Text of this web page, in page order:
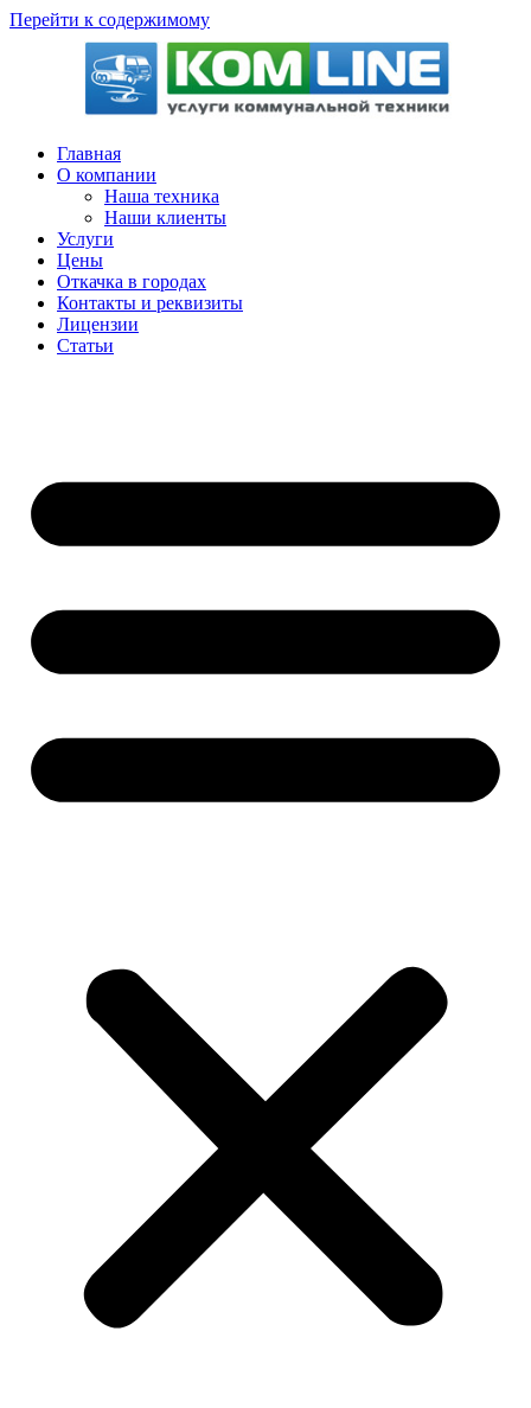
Перейти к содержимому
Главная
О компании
Наша техника
Наши клиенты
Услуги
Цены
Откачка в городах
Контакты и реквизиты
Лицензии
Статьи